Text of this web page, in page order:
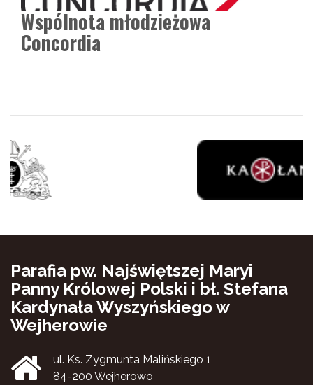
Wspólnota młodzieżowa
Concordia
Parafia pw. Najświętszej Maryi
Panny Królowej Polski i bł. Stefana
Kardynała Wyszyńskiego w
Wejherowie
ul. Ks. Zygmunta Malińskiego 1
84-200 Wejherowo